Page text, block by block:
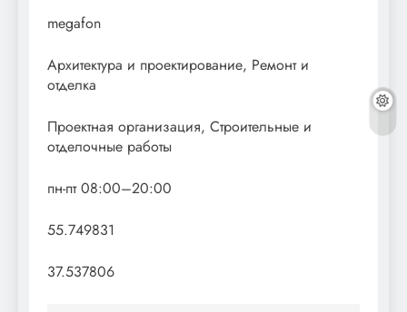
megafon
Архитектура и проектирование, Ремонт и
отделка
Проектная организация, Строительные и
отделочные работы
пн-пт 08:00–20:00
55.749831
37.537806